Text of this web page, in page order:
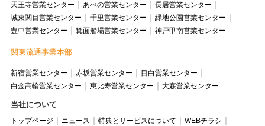
天王寺営業センター
あべの営業センター
長居営業センター
城東関目営業センター
千里営業センター
緑地公園営業センター
豊中営業センター
箕面船場営業センター 神戸甲南営業センター
関東流通事業本部
新宿営業センター 赤坂営業センター
目白営業センター
白金高輪営業センター
恵比寿営業センター 大森営業センター
当社について
トップページ ニュース 特典とサービスについて
WEBチラシ